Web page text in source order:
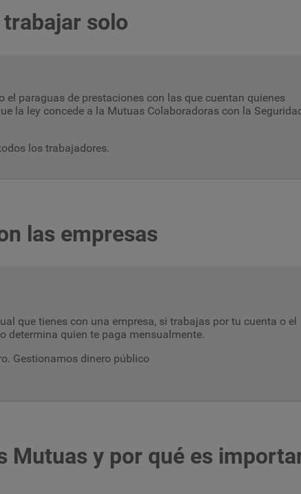
solo
paraguas de prestaciones con las que cuentan quienes
la ley concede a la Mutuas Colaboradoras con la
los trabajadores.
las empresas
que tienes con una empresa, si trabajas por tu cuenta o el
determina quien te paga mensualmente.
Gestionamos dinero público
Mutuas y por qué es